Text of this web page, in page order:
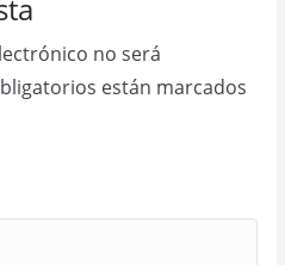
no será
están marcados